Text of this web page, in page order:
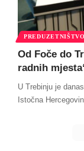
PREDUZETNIŠTVO
Od Foče do
radnih
U Trebinju je
Istočna